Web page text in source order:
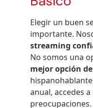
Elegir un buen
importante.
streaming
No somos una
mejor opción de
anual, accedes
preocupaciones.